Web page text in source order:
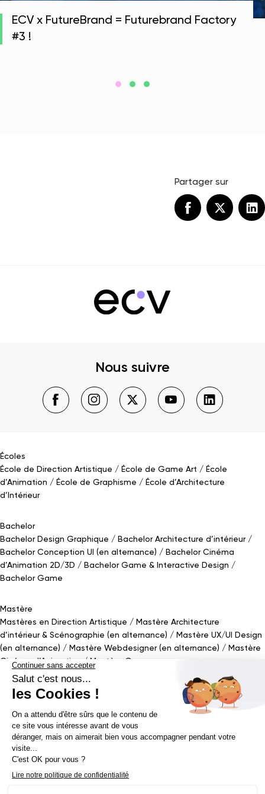
ECV x FutureBrand = Futurebrand Factory
#3 !
Partager sur
Nous suivre
Écoles
École de Direction Artistique
École de Game Art
École
d’Animation
École de Graphisme
École d’Architecture
d’Intérieur
Bachelor
Bachelor Design Graphique
Bachelor Architecture d’intérieur
Bachelor Conception UI (en alternance)
Bachelor Cinéma
d’Animation 2D/3D
Bachelor Game & Interactive Design
Bachelor Game
Mastère
Mastères en Direction Artistique
Mastère Architecture
d’intérieur& Scénographie (en alternance)
Mastère UX/UI Design
(en alternance)
Mastère Webdesigner (en alternance)
Mastère
Cinéma d’Animation
Mastère Game
Établissement d’enseignement supérieur privé - ECV 2019 ©
Mentions légales
Politique de confidentialité
Conditions Générales de Ventes
Contact Presse
Réalisé par